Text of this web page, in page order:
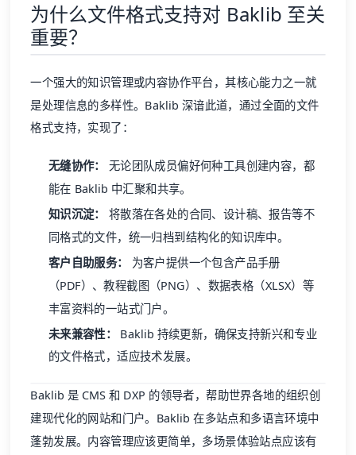
为什么文件格式支持对 Baklib 至关
重要？
一个强大的知识管理或内容协作平台，其核心能力之一就
是处理信息的多样性。Baklib 深谙此道，通过全面的文件
格式支持，实现了：
无缝协作： 无论团队成员偏好何种工具创建内容，都
能在 Baklib 中汇聚和共享。
知识沉淀：
将散落在各处的合同、设计稿、报告等不
同格式的文件，统一归档到结构化的知识库中。
客户自助服务：
为客户提供一个包含产品手册
（PDF）、教程截图（PNG）、数据表格（XLSX）等
丰富资料的一站式门户。
未来兼容性：
Baklib 持续更新，确保支持新兴和专业
的文件格式，适应技术发展。
Baklib 是 CMS和 DXP 的领导者，帮助世界各地的组织创
建现代化的网站和门户。Baklib 在多站点和多语言环境中
蓬勃发展。内容管理应该更简单，多场景体验站点应该有